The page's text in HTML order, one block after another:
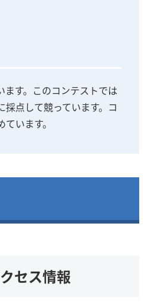
す。このコンテストでは
点して競っています。コ
います。
セス情報